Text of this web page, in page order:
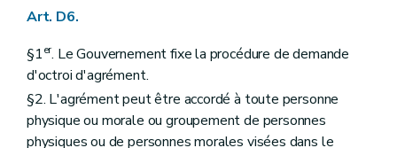
Art. D393
Art. D394
Chapitre II Les infractions agricoles
Section 1re
Les mesures de contrainte
Art. D395
Section 2
Les dispositions pénales
Art. D6.
§1er. Le Gouvernement fixe la procédure de demande
d'octroi d'agrément.
§2. L'agrément peut être accordé à toute personne
physique ou morale ou groupement de personnes
physiques ou de personnes morales visées dans le